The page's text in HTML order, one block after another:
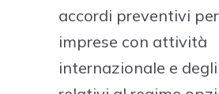
accordi preventivi
imprese con attività
internazionale e